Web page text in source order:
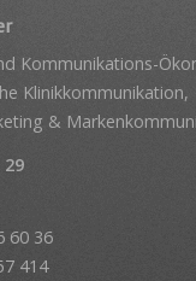
Kommunikations-
Klinikkommunikation,
&
60 36
414